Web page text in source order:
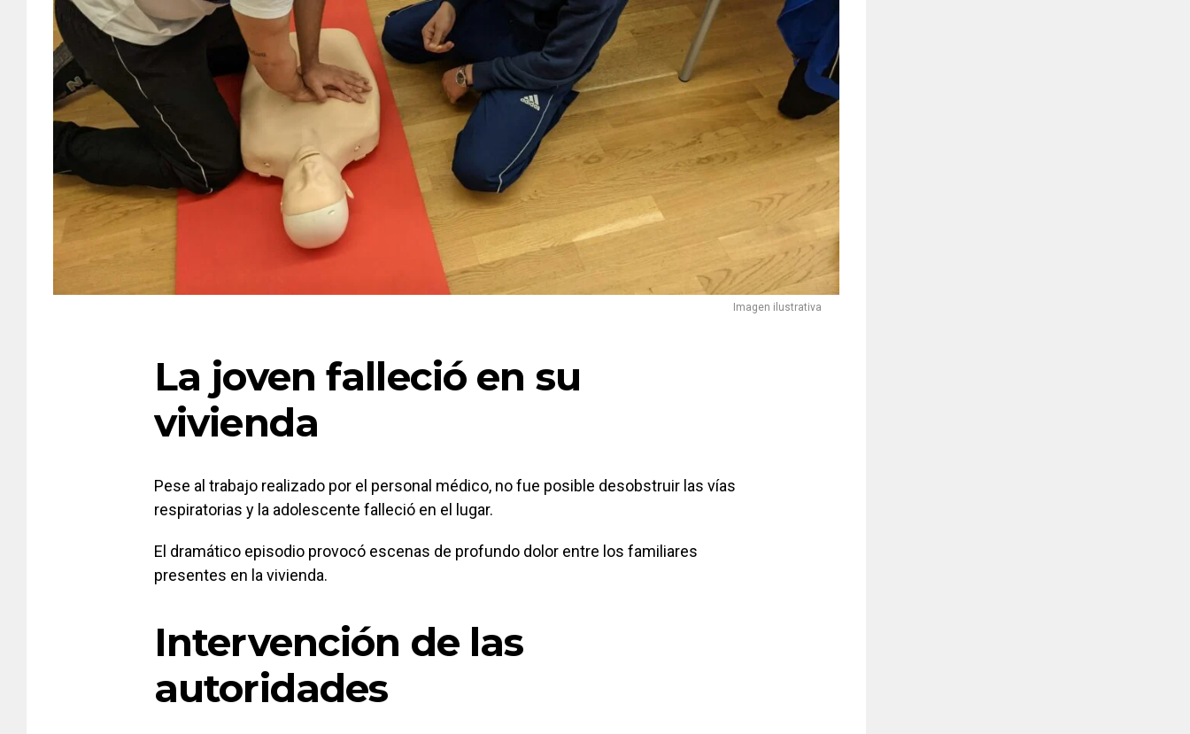
Imagen ilustrativa
La joven falleció en su
vivienda
Pese al trabajo realizado por el personal médico, no fue posible desobstruir las vías
respiratorias y la adolescente falleció en el lugar.
El dramático episodio provocó escenas de profundo dolor entre los familiares
presentes en la vivienda.
Intervención de las
autoridades